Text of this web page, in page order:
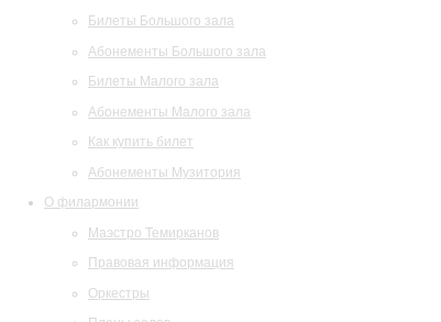
Билеты Большого зала
Абонементы Большого зала
Билеты Малого зала
Абонементы Малого зала
Как купить билет
Абонементы Музитория
О филармонии
Маэстро Темирканов
Правовая информация
Оркестры